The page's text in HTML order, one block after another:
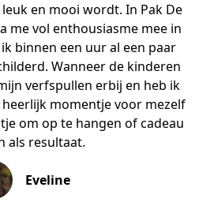
en mooi wordt. In Pak De
me vol enthousiasme mee in
binnen een uur al een paar
Wanneer de kinderen
verfspullen erbij en heb ik
momentje voor mezelf
om op te hangen of cadeau
als resultaat.
Eveline